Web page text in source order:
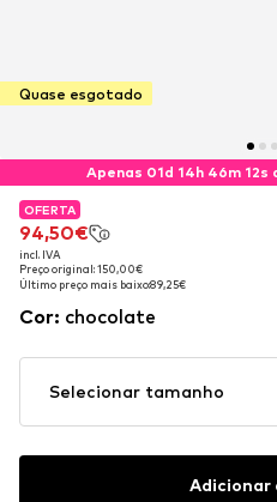
Quase esgotado
Apenas 01d 14h 46m
OFERTA
94,50€
incl. IVA
Preço original: 150,00€
Último preço mais baixo:89,25€
OFERTA
94,50€
incl. IVA
Preço original: 150,00€
Último preço mais baixo:89,25€
Cor: chocolate
Selecionar tamanho
Adicionar